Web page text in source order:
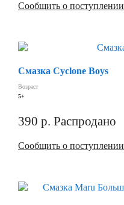
Сообщить о поступлении
Смазка Cyclone Boys
Возраст
5+
390 р. Распродано
Сообщить о поступлении